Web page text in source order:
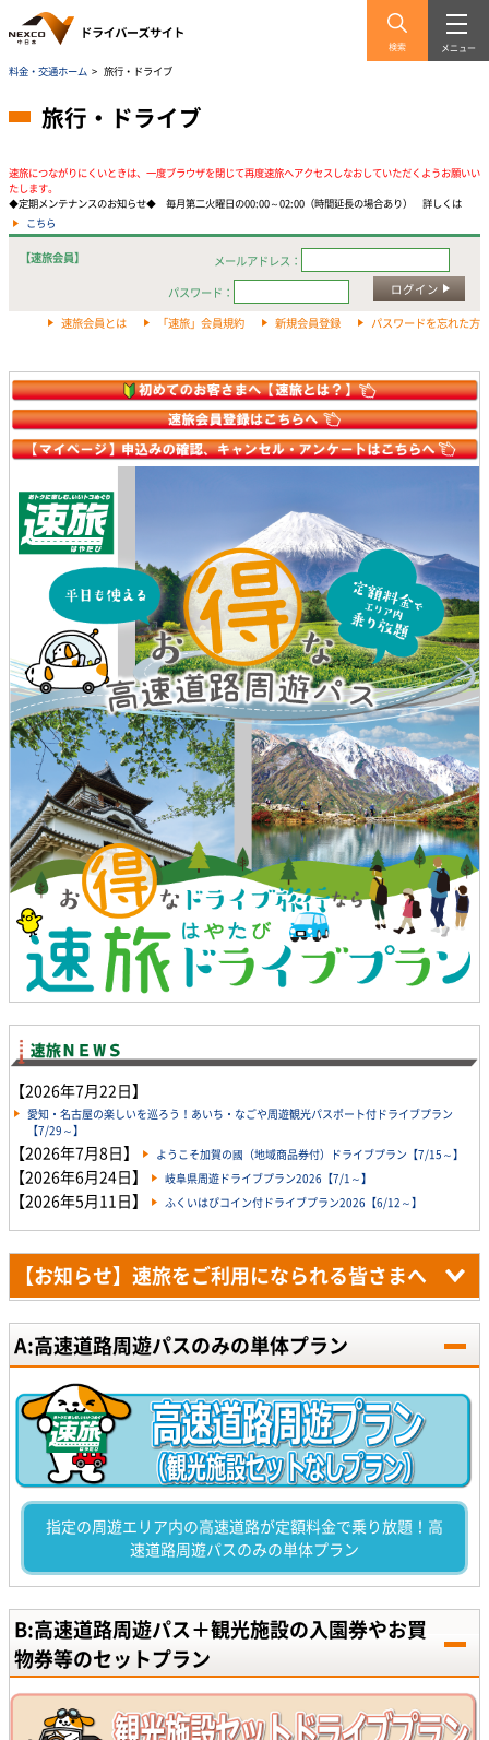
検索 メニュー
料金・交通ホーム > 旅行・ドライブ
旅行・ドライブ
速旅につながりにくいときは、一度ブラウザを閉じて再度速旅へアクセスしなおしていただくようお願いい
たします。
◆定期メンテナンスのお知らせ◆ 毎月第二火曜日の00:00～02:00（時間延長の場合あり） 詳しくは
こちら
【速旅会員】
メールアドレス：
パスワード：
ログイン
速旅会員とは 「速旅」会員規約 新規会員登録 パスワードを忘れた方
【2026年7月22日】
愛知・名古屋の楽しいを巡ろう！あいち・なごや周遊観光パスポート付ドライブプラン
【7/29～】
【2026年7月8日】 ようこそ加賀の國（地域商品券付）ドライブプラン【7/15～】
【2026年6月24日】 岐阜県周遊ドライブプラン2026【7/1～】
【2026年5月11日】 ふくいはぴコイン付ドライブプラン2026【6/12～】
【お知らせ】速旅をご利用になられる皆さまへ
A:高速道路周遊パスのみの単体プラン
指定の周遊エリア内の高速道路が定額料金で乗り放題！高
速道路周遊パスのみの単体プラン
B:高速道路周遊パス＋観光施設の入園券やお買
物券等のセットプラン